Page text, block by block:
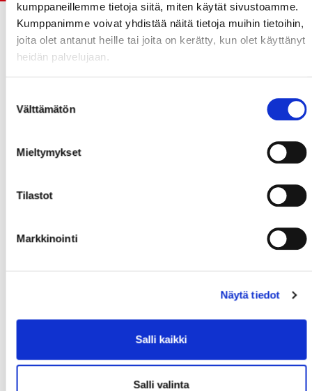
kumppaneillemme tietoja siitä, miten käytät sivustoamme.
Kumppanimme voivat yhdistää näitä tietoja muihin tietoihin,
joita olet antanut heille tai joita on kerätty, kun olet käyttänyt
heidän palvelujaan.
valinta
Välttämätön
Mieltymykset
Tilastot
Markkinointi
Näytä tiedot
Salli kaikki
Salli valinta